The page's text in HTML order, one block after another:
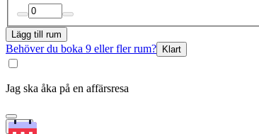
Lägg till rum
Behöver du boka 9 eller fler rum? Klart
Jag ska åka på en affärsresa
Sök